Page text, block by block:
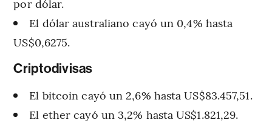
por dólar.
El dólar australiano cayó un 0,4% hasta
US$0,6275.
Criptodivisas
El bitcoin cayó un 2,6% hasta US$83.457,51.
El ether cayó un 3,2% hasta US$1.821,29.